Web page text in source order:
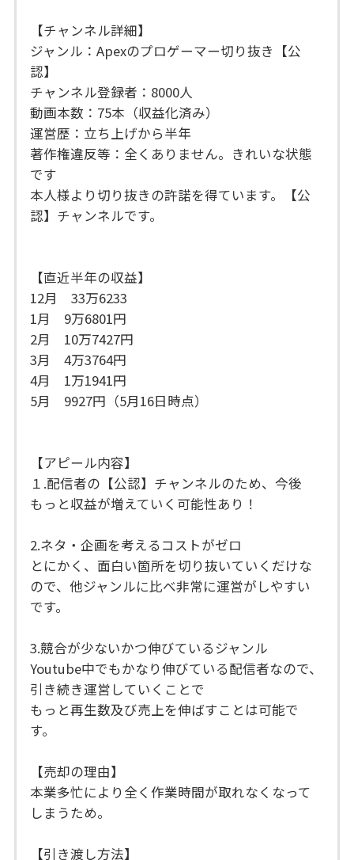
【チャンネル詳細】
ジャンル：Apexのプロゲーマー切り抜き【公
認】
チャンネル登録者：8000人
動画本数：75本（収益化済み）
運営歴：立ち上げから半年
著作権違反等：全くありません。きれいな状態
です
本人様より切り抜きの許諾を得ています。【公
認】チャンネルです。
【直近半年の収益】
12月 33万6233
1月 9万6801円
2月 10万7427円
3月 4万3764円
4月 1万1941円
5月 9927円（5月16日時点）
【アピール内容】
１.配信者の【公認】チャンネルのため、今後
もっと収益が増えていく可能性あり！
2.ネタ・企画を考えるコストがゼロ
とにかく、面白い箇所を切り抜いていくだけな
ので、他ジャンルに比べ非常に運営がしやすい
です。
3.競合が少ないかつ伸びているジャンル
Youtube中でもかなり伸びている配信者なので、
引き続き運営していくことで
もっと再生数及び売上を伸ばすことは可能で
す。
【売却の理由】
本業多忙により全く作業時間が取れなくなって
しまうため。
【引き渡し方法】